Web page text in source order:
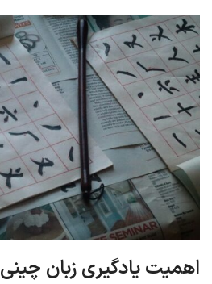
اهمیت یادگیری زبان چینی